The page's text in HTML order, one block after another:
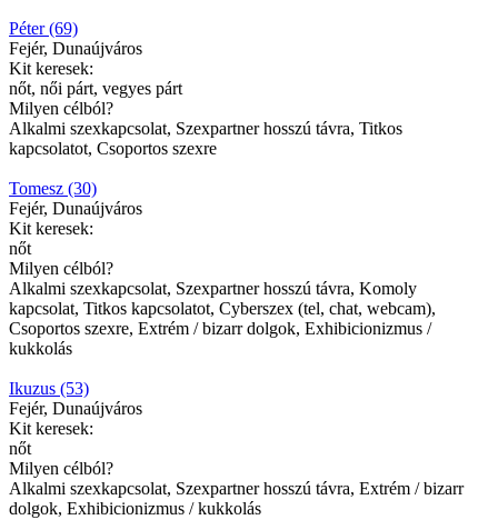
Péter (69)
Fejér, Dunaújváros
Kit keresek:
nőt, női párt, vegyes párt
Milyen célból?
Alkalmi szexkapcsolat, Szexpartner hosszú távra, Titkos
kapcsolatot, Csoportos szexre
Tomesz (30)
Fejér, Dunaújváros
Kit keresek:
nőt
Milyen célból?
Alkalmi szexkapcsolat, Szexpartner hosszú távra, Komoly
kapcsolat, Titkos kapcsolatot, Cyberszex (tel, chat, webcam),
Csoportos szexre, Extrém / bizarr dolgok, Exhibicionizmus /
kukkolás
Ikuzus (53)
Fejér, Dunaújváros
Kit keresek:
nőt
Milyen célból?
Alkalmi szexkapcsolat, Szexpartner hosszú távra, Extrém / bizarr
dolgok, Exhibicionizmus / kukkolás